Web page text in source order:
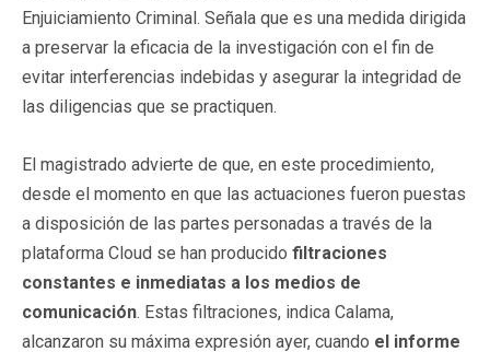
Enjuiciamiento Criminal. Señala que es una medida dirigida
a preservar la eficacia de la investigación con el fin de
evitar interferencias indebidas y asegurar la integridad de
las diligencias que se practiquen.
El magistrado advierte de que, en este procedimiento,
desde el momento en que las actuaciones fueron puestas
a disposición de las partes personadas a través de la
plataforma Cloud se han producido filtraciones
constantes e inmediatas a los medios de
comunicación. Estas filtraciones, indica Calama,
alcanzaron su máxima expresión ayer, cuando el informe